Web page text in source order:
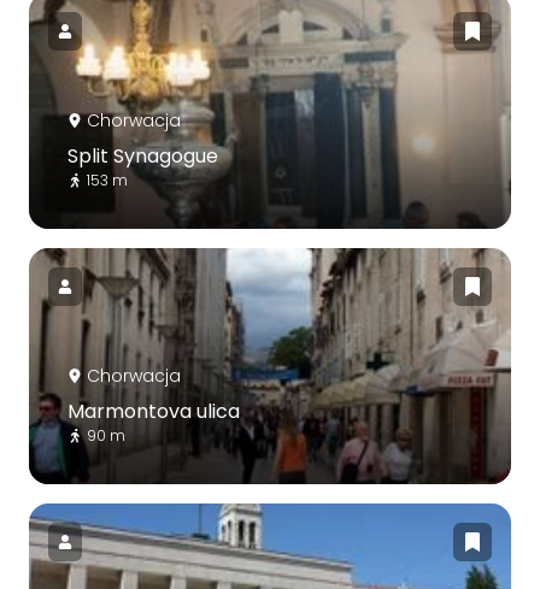
Chorwacja
Split Synagogue
153 m
Chorwacja
Marmontova ulica
90 m